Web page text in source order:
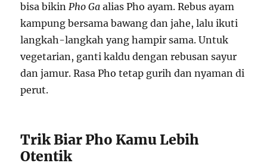
bisa bikinPho Ga alias Pho ayam. Rebus ayam
kampung bersama bawang dan jahe, lalu ikuti
langkah-langkah yang hampir sama. Untuk
vegetarian, ganti kaldu dengan rebusan sayur
dan jamur. Rasa Pho tetap gurih dan nyaman di
perut.
Trik Biar Pho Kamu Lebih
Otentik